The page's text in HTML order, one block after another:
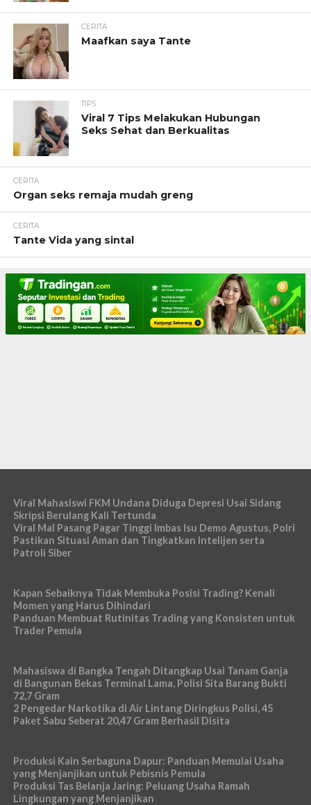
CERITA
Maafkan saya Tante
TIPS
Viral 7 Tips Melakukan Hubungan
Seks Sehat dan Berkualitas
CERITA
Organ seks remaja mudah greng
CERITA
Tante Vida yang sintal
Viral Mahasiswi FKM Undana Diduga Depresi Usai Sidang
Skripsi Berulang Kali Tertunda
Viral Mal Pasang Pagar Tinggi Imbas Isu Demo Agustus, Polri
Pastikan Situasi Aman dan Tingkatkan Intelijen serta
Patroli Siber
Kapan Sebaiknya Tidak Membuka Posisi Trading? Kenali
Momen yang Harus Dihindari
Panduan Membuat Rutinitas Trading yang Konsisten untuk
Trader Pemula
Mahasiswa di Bangka Tengah Ditangkap Usai Tanam Ganja
di Bangunan Bekas Terminal Lama, Polisi Sita Barang Bukti
72,7 Gram
2 Pengedar Narkotika di Air Lintang Diringkus Polisi, 45
Paket Sabu Seberat 20,47 Gram Berhasil Disita
Produksi Kain Serbaguna Dapur: Panduan Memulai Usaha
yang Menjanjikan untuk Pebisnis Pemula
Produksi Tas Belanja Jaring: Peluang Usaha Ramah
Lingkungan yang Menjanjikan